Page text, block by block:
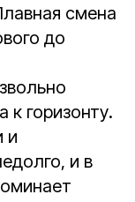
смена
до
горизонту.
и
и в